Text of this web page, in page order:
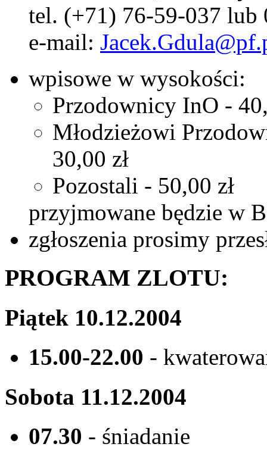
tel. (+71) 76-59-037 lub
e-mail:
wpisowe w wysokości:
Przodownicy InO -
Młodzieżowi
30,00 zł
Pozostali - 50,00 zł
przyjmowane będzie w
zgłoszenia prosimy
PROGRAM ZLOTU:
Piątek 10.12.2004
15.00-22.00 -
Sobota 11.12.2004
07.30 - śniadanie